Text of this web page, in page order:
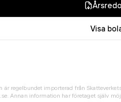
Visa
är regelbundet importerad från
Annan information har företaget själv